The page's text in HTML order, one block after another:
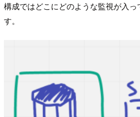
構成ではどこにどのような監視が入っ
す。